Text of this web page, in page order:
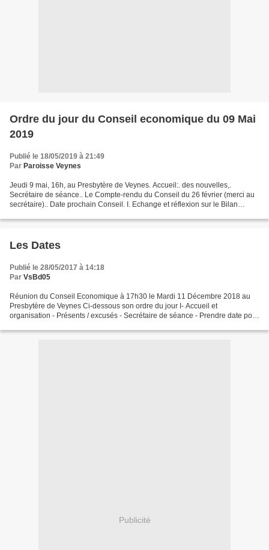
Ordre du jour du Conseil economique du 09 Mai
2019
Publié le 18/05/2019 à 21:49
Par Paroisse Veynes
Jeudi 9 mai, 16h, au Presbytère de Veynes. Accueil:. des nouvelles,.
Secrétaire de séance.. Le Compte-rendu du Conseil du 26 février (merci au
secrétaire).. Date prochain Conseil. I. Echange et réflexion sur le Bilan
Les Dates
Publié le 28/05/2017 à 14:18
Par VsBd05
Réunion du Conseil Economique à 17h30 le Mardi 11 Décembre 2018 au
Presbytère de Veynes Ci-dessous son ordre du jour I- Accueil et
organisation - Présents / excusés - Secrétaire de séance - Prendre date pour
Publicité